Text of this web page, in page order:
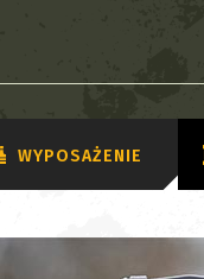
WYPOSAŻENIE